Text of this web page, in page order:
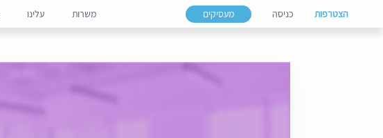
הצטרפות כניסה מעסיקים משרות עלינו